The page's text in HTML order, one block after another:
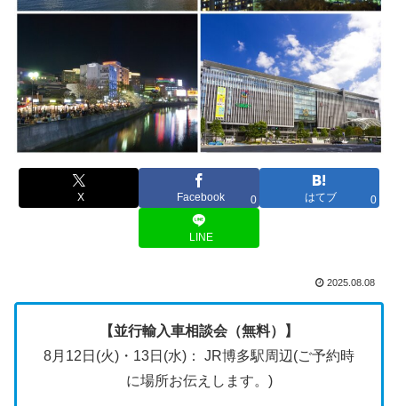
X Facebook 0 はてブ 0
LINE
2025.08.08
【並行輸入車相談会（無料）】
8月12日(火)・13日(水)： JR博多駅周辺(ご予約時
に場所お伝えします。)